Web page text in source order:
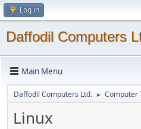
Log in
Daffodil Computers
Main Menu
Daffodil Computers Ltd. ► Computer
Linux